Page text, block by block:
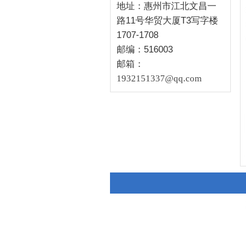
地址：惠州市江北文昌一
路11号华贸大厦T3写字楼
1707-1708
邮编：516003
邮箱：
1932151337@qq.com